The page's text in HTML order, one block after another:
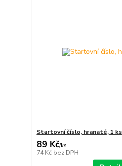
Startovní číslo, hranaté, 1 ks
89 Kč/ks
74 Kč bez DPH